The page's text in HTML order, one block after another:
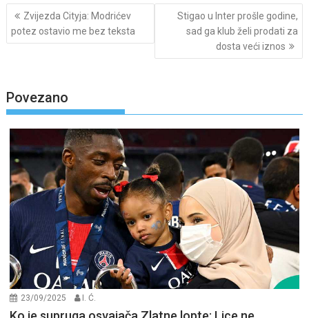
Post
navigation
Zvijezda Cityja: Modrićev
potez ostavio me bez teksta
Stigao u Inter prošle godine,
sad ga klub želi prodati za
dosta veći iznos
Povezano
23/09/2025 I. Ć.